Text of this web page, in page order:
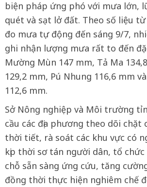
biện pháp ứng phó với mưa lớn,
quét và sạt lở đất. Theo số liệu
đo mưa tự động đến sáng 9/7,
ghi nhận lượng mưa rất to đến
Mường Mùn 147 mm, Tả Ma
129,2 mm, Pú Nhung 116,6 mm
112,6 mm.
Sở Nông nghiệp và Môi trường
cầu các địa phương theo dõi chặt
thời tiết, rà soát các khu vực có
kịp thời sơ tán người dân, tổ
chỗ sẵn sàng ứng cứu, tăng
đồng thời thực hiện nghiêm chế